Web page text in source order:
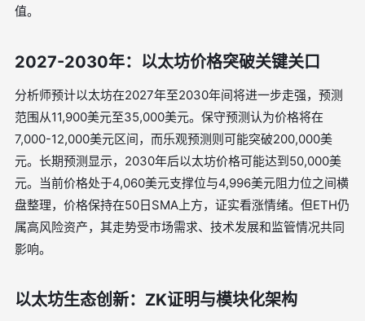
值。
2027-2030年：以太坊价格突破关键关口
分析师预计以太坊在2027年至2030年间将进一步走强，预测
范围从11,900美元至35,000美元。保守预测认为价格将在
7,000-12,000美元区间，而乐观预测则可能突破200,000美
元。长期预测显示，2030年后以太坊价格可能达到50,000美
元。当前价格处于4,060美元支撑位与4,996美元阻力位之间横
盘整理，价格保持在50日SMA上方，证实看涨情绪。但ETH仍
属高风险资产，其走势受市场需求、技术发展和监管情况共同
影响。
以太坊生态创新：ZK证明与模块化架构